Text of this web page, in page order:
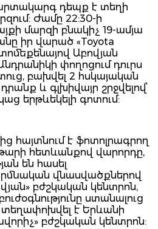
արտակարգ դեպք է տեղի
Ժամը 22:30-ի
մարզի բնակիչ 19-ամյա
իր վարած «Toyota
Աբովյան
փողոցում դուրս
բախվել 2 հսկայական
և գլխիվայր շրջվելով՝
երթևեկելի գոտում:
հայտնում է ֆոտոլրագրող
հետևանքով վարորդը,
են հասել
վնասվածքներով
բժշկական կենտրոն,
ստանալուց
տեղափոխվել է Երևանի
բժշկական կենտրոն: